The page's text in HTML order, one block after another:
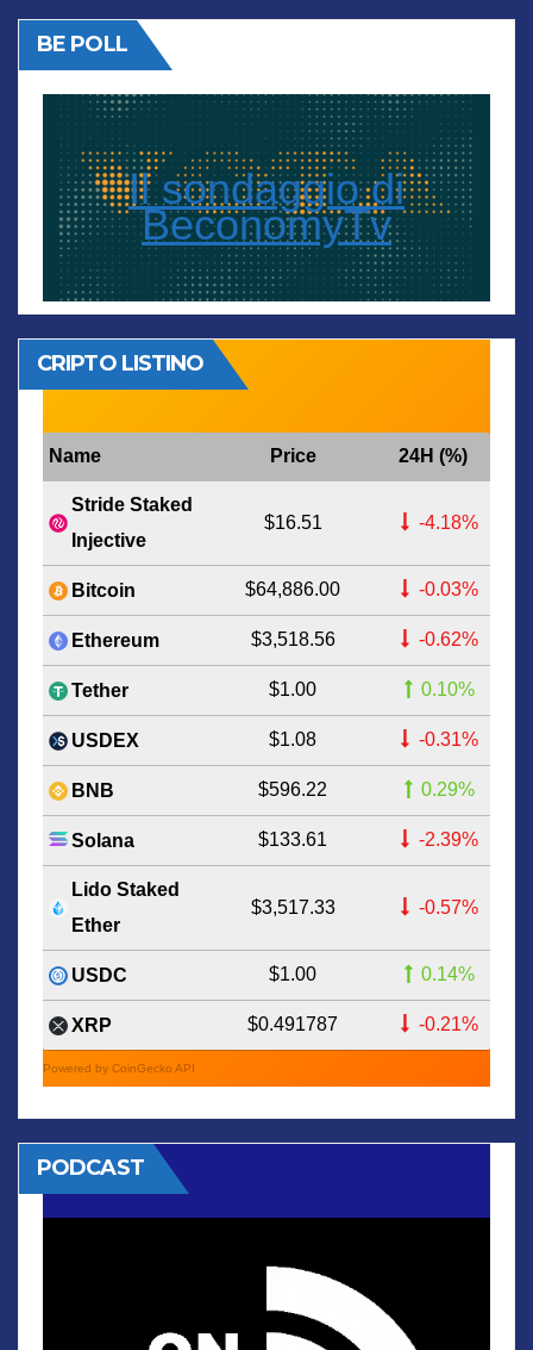
BE POLL
Il sondaggio di
BeconomyTv
CRIPTO LISTINO
Name Price 24H (%)
Stride Staked
Injective
$16.51 -4.18%
Bitcoin $64,886.00 -0.03%
Ethereum $3,518.56 -0.62%
Tether $1.00 0.10%
USDEX $1.08 -0.31%
BNB $596.22 0.29%
Solana $133.61 -2.39%
Lido Staked
Ether
$3,517.33 -0.57%
USDC $1.00 0.14%
XRP $0.491787 -0.21%
Powered by CoinGecko API
PODCAST